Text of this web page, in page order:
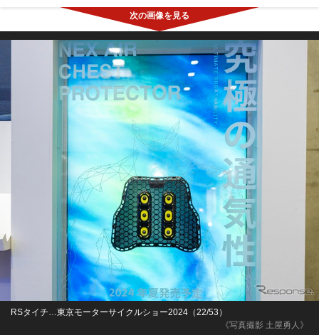
《写真撮影 土屋勇人》
RSタイチ…東京モーターサイクルショー2024（22/53）